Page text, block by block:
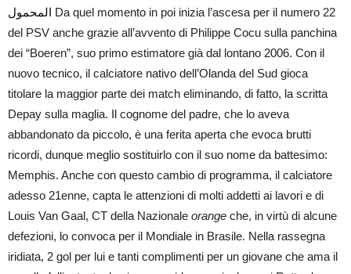
المحمول Da quel momento in poi inizia l’ascesa per il numero 22
del PSV anche grazie all’avvento di Philippe Cocu sulla panchina
dei “Boeren”, suo primo estimatore già dal lontano 2006. Con il
nuovo tecnico, il calciatore nativo dell’Olanda del Sud gioca
titolare la maggior parte dei match eliminando, di fatto, la scritta
Depay sulla maglia. Il cognome del padre, che lo aveva
abbandonato da piccolo, è una ferita aperta che evoca brutti
ricordi, dunque meglio sostituirlo con il suo nome da battesimo:
Memphis. Anche con questo cambio di programma, il calciatore
adesso 21enne, capta le attenzioni di molti addetti ai lavori e di
Louis Van Gaal, CT della Nazionale orange che, in virtù di alcune
defezioni, lo convoca per il Mondiale in Brasile. Nella rassegna
iridiata, 2 gol per lui e tanti complimenti per un giovane che ama il